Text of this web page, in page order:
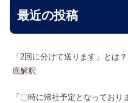
最近の投稿
「2回に分けて送ります」とは
底解釈
「〇時に帰社予定となってお